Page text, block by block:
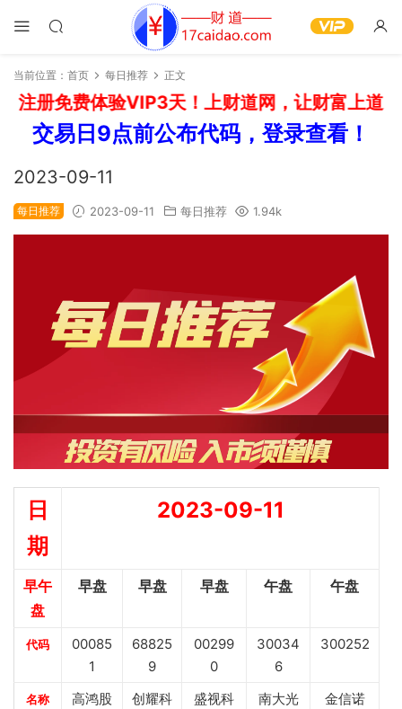
当前位置： 首页 每日推荐 正文
册免费体验VIP3天！上财道网，让财富上道！
交易日9点前公布代码，登录查看！
2023-09-11
每日推荐 2023-09-11 每日推荐 1.94k
日
期
2023-09-11
早午
盘
早盘 早盘 早盘 午盘 午盘
代码
00085
1
68825
9
00299
0
30034
6
300252
名称
高鸿股
创耀科
盛视科
南大光
金信诺